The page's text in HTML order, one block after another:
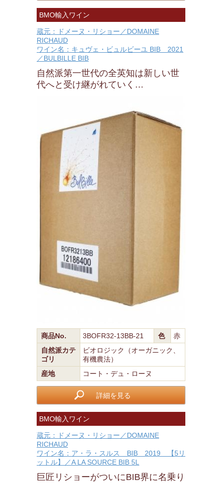
BMO輸入ワイン
蔵元：ドメーヌ・リショー／DOMAINE
RICHAUD
ワイン名：キュヴェ・ビュルビーユ BIB 2021
／BULBILLE BIB
自然派第一世代の全英知は新しい世
代へと受け継がれていく…
商品No. 3BOFR32-13BB-21 色
赤
自然派カテ
ゴリ
ビオロジック（オーガニック、
有機農法）
産地
コート・デュ・ローヌ
詳細を見る
BMO輸入ワイン
蔵元：ドメーヌ・リショー／DOMAINE
RICHAUD
ワイン名：ア・ラ・スルス BIB 2019 【5リ
ットル】／A LA SOURCE BIB 5L
巨匠リショーがついにBIB界に名乗り